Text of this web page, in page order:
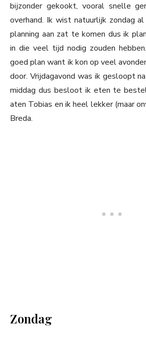
bijzonder gekookt, vooral snelle
overhand. Ik wist natuurlijk zondag
planning aan zat te komen dus ik
in die veel tijd nodig zouden
goed plan want ik kon op veel
door. Vrijdagavond was ik gesloopt
middag dus besloot ik eten te
aten Tobias en ik heel lekker (maar
Breda.
Zondag